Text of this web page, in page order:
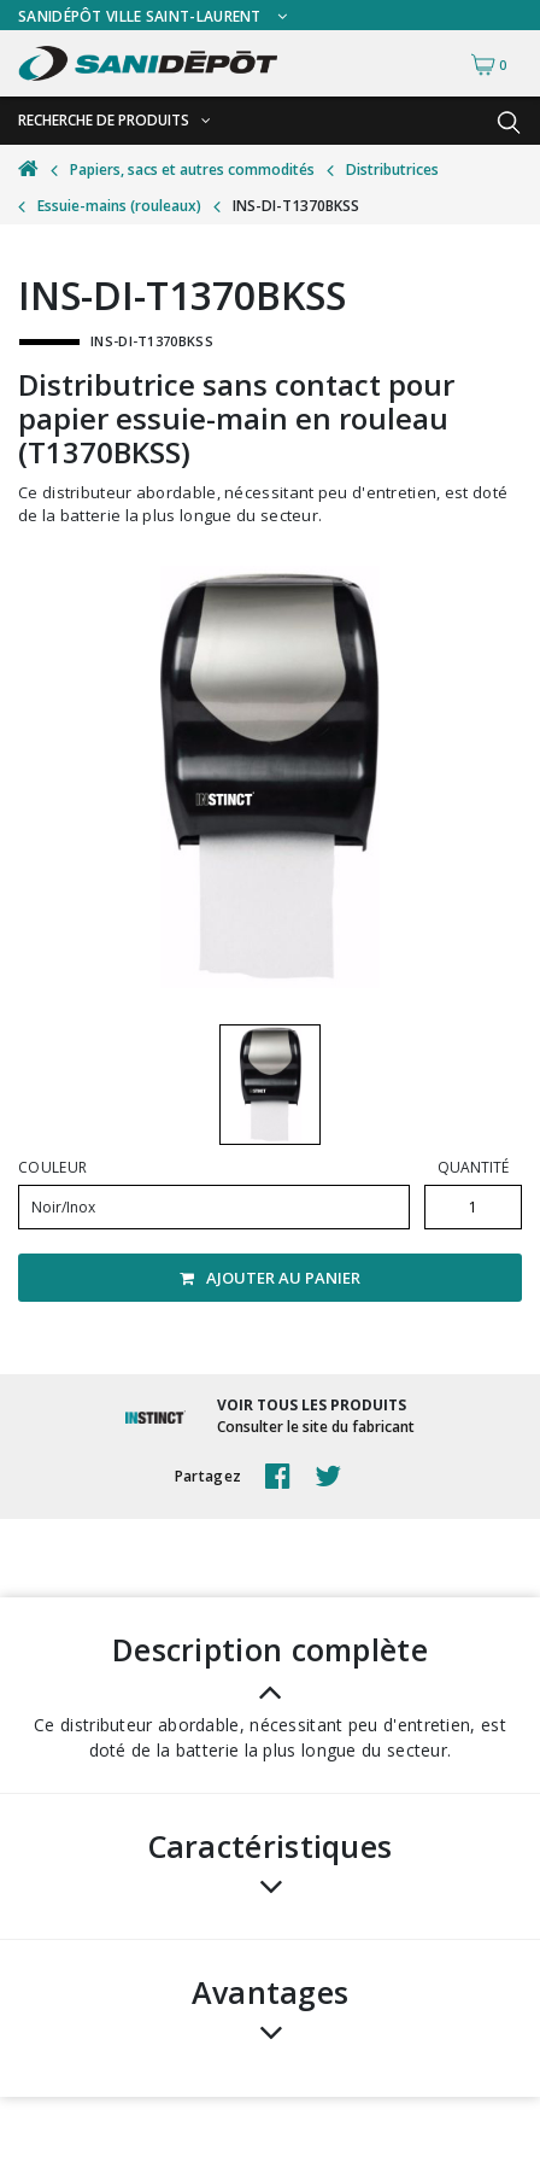
SANIDÉPÔT VILLE SAINT-LAURENT
0
RECHERCHE DE PRODUITS
RETOUR
Accessoires de sécurité
Accessoires pour le lavage de mur
Accessoires pour salles de bain
Alimentaire
Autres accessoires
Balais et porte-poussières
Bouteilles et vaporisateurs
Chariots et manutention
Distributrices et supports
Grattoirs, moutons et racloirs pour vitres/planchers
Guenilles et éponges
Hygiène personnelle
Vadrouilles, manches et cadres
RETOUR
Gants
Plexiglas
Signalisations
Test de diagnostic
Thermomètre
Vêtements de sécurité
Papiers, sacs et autres commodités
Distributrices
Essuie-mains (rouleaux)
INS-DI-T1370BKSS
INS-DI-T1370BKSS
INS-DI-T1370BKSS
Distributrice sans contact pour
papier essuie-main en rouleau
(T1370BKSS)
Ce distributeur abordable, nécessitant peu d'entretien, est doté
de la batterie la plus longue du secteur.
COULEUR
Noir/Inox
QUANTITÉ
AJOUTER AU PANIER
VOIR TOUS LES PRODUITS
Consulter le site du fabricant
Partagez
description complète
Ce distributeur abordable, nécessitant peu d'entretien, est
doté de la batterie la plus longue du secteur.
Caractéristiques
avantages